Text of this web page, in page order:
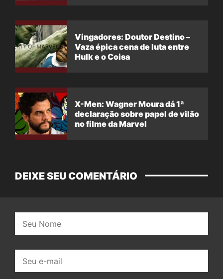
Vingadores: Doutor Destino –
Vaza épica cena de luta entre
Hulk e o Coisa
X-Men: Wagner Moura dá 1ª
declaração sobre papel de vilão
no filme da Marvel
DEIXE SEU COMENTÁRIO
mail: